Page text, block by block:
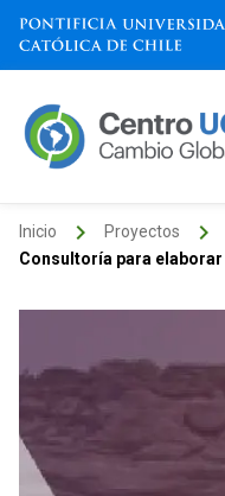
Inicio keyboard_arrow_right Proyectos keyboard_arrow_right
Consultoría para